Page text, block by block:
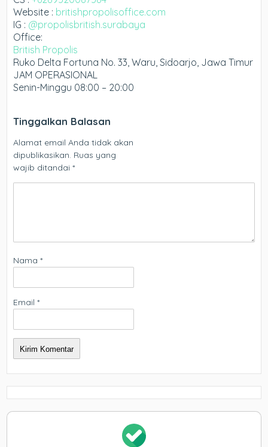
Website : britishpropolisoffice.com
IG : @propolisbritish.surabaya
Office:
British Propolis
Ruko Delta Fortuna No. 33, Waru, Sidoarjo, Jawa Timur
JAM OPERASIONAL
Senin-Minggu 08:00 – 20:00
Tinggalkan Balasan
Alamat email Anda tidak akan
dipublikasikan. Ruas yang
wajib ditandai*
Nama*
Email*